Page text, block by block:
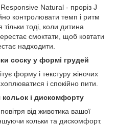
Natural - проріз J
контролювати темп і ритм
тоді, коли дитина
смоктати, щоб ковтати
надходити.
соску у формі грудей
форму і текстуру жіночих
і спокійно пити.
і дискомфорту
від животика вашої
кольки та дискомфорт.